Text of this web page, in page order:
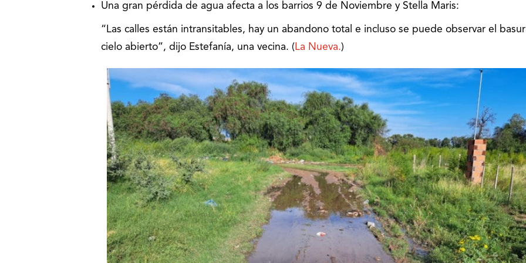
Una gran pérdida de agua afecta a los barrios 9 de Noviembre y Stella Maris:
“Las calles están intransitables, hay un abandono total e incluso se puede observar el
cielo abierto”, dijo Estefanía, una vecina. (La Nueva.)